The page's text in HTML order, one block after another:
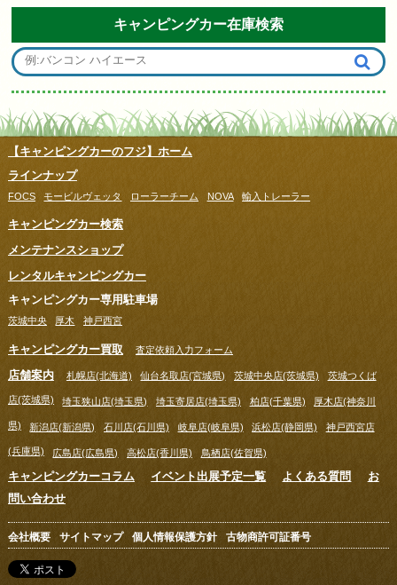
キャンピングカー在庫検索
【キャンピングカーのフジ】ホーム
ラインナップ
FOCS モービルヴェッタ ローラーチーム NOVA 輸入トレーラー
キャンピングカー検索
メンテナンスショップ
レンタルキャンピングカー
キャンピングカー専用駐車場
茨城中央 厚木 神戸西宮
キャンピングカー買取 査定依頼入力フォーム
店舗案内 札幌店(北海道) 仙台名取店(宮城県) 茨城中央店(茨城県) 茨城つくば
店(茨城県) 埼玉狭山店(埼玉県) 埼玉寄居店(埼玉県) 柏店(千葉県) 厚木店(神奈川
県) 新潟店(新潟県) 石川店(石川県) 岐阜店(岐阜県) 浜松店(静岡県) 神戸西宮店
(兵庫県) 広島店(広島県) 高松店(香川県) 鳥栖店(佐賀県)
キャンピングカーコラム イベント出展予定一覧 よくある質問
お
問い合わせ
会社概要 サイトマップ 個人情報保護方針 古物商許可証番号